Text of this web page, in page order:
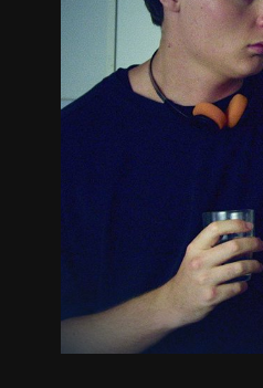
預告 劇照 推薦影片